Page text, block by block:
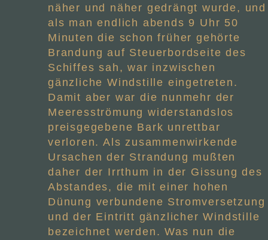
näher und näher gedrängt wurde, und
als man endlich abends 9 Uhr 50
Minuten die schon früher gehörte
Brandung auf Steuerbordseite des
Schiffes sah, war inzwischen
gänzliche Windstille eingetreten.
Damit aber war die nunmehr der
Meeresströmung widerstandslos
preisgegebene Bark unrettbar
verloren. Als zusammenwirkende
Ursachen der Strandung mußten
daher der Irrthum in der Gissung des
Abstandes, die mit einer hohen
Dünung verbundene Stromversetzung
und der Eintritt gänzlicher Windstille
bezeichnet werden. Was nun die